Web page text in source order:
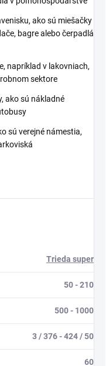
ako sú miešačky
bagre alebo čerpadlá
napríklad v lakovniach,
sektore
ako sú nákladné
sú verejné námestia,
Trieda super
50 - 210
500 - 1000
3 / 376 - 424 / 50
60